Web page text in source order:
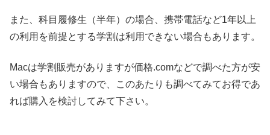
また、科目履修生（半年）の場合、携帯電話など1年以上
の利用を前提とする学割は利用できない場合もあります。
Macは学割販売がありますが価格.comなどで調べた方が安
い場合もありますので、このあたりも調べてみてお得であ
れば購入を検討してみて下さい。